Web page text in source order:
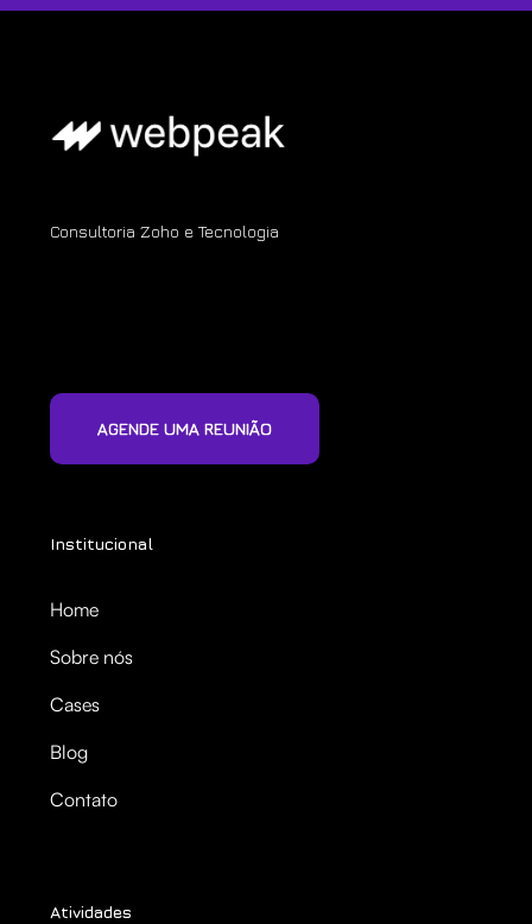
Consultoria Zoho e Tecnologia
AGENDE UMA REUNIÃO
Institucional
Home
Sobre nós
Cases
Blog
Contato
Atividades